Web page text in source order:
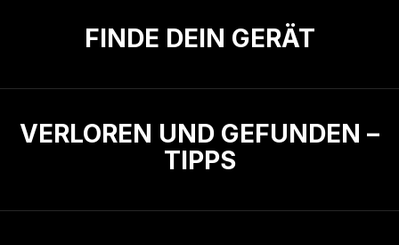
FINDE DEIN GERÄT
VERLOREN UND GEFUNDEN –
TIPPS